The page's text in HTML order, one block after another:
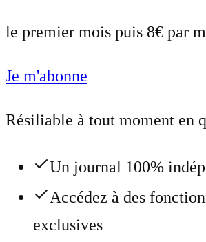
le premier mois puis 8€ par
Je m'abonne
Résiliable à tout moment en
Un journal 100%
Accédez à des
exclusives